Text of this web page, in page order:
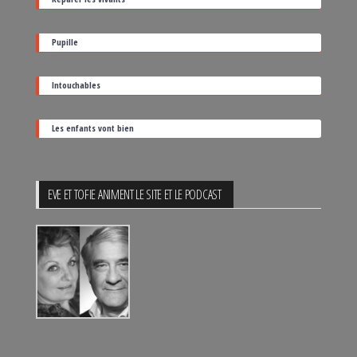
de
sortie
Pupille
Intouchables
Les enfants vont bien
EVE ET TOFIE ANIMENT LE SITE ET LE PODCAST